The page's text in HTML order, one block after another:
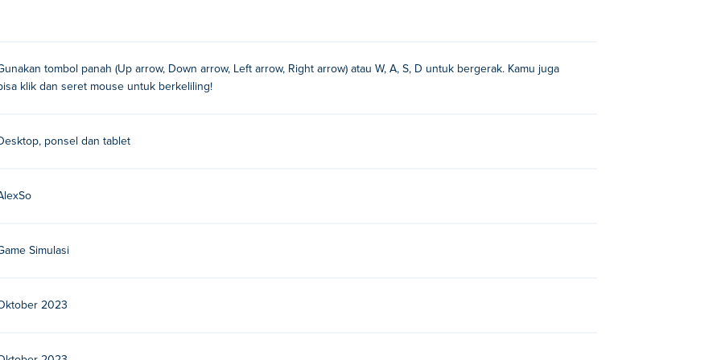
Craft?
Poki.
perangkat seluler Anda seperti ponsel dan tablet.
tombol panah (Up arrow, Down arrow, Left arrow, Right arrow) atau W, A, S, D untuk bergerak. Kamu juga
klik dan seret mouse untuk berkeliling!
ponsel dan tablet
Simulasi
2023